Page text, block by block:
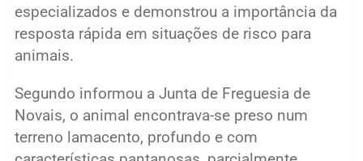
especializados e demonstrou a importância da
resposta rápida em situações de risco para
animais.
Segundo informou a Junta de Freguesia de
Novais, o animal encontrava-se preso num
terreno lamacento, profundo e com